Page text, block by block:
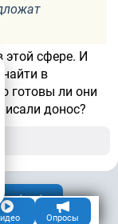
этой сфере. И
в
готовы ли они
донос?
(13)
Опросы